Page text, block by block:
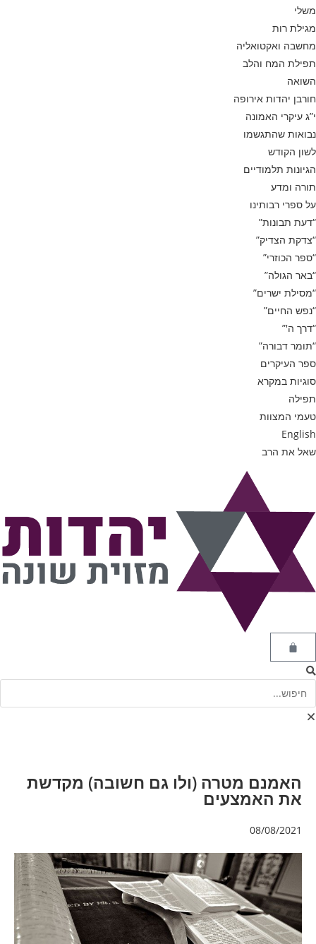
משלי
מגילת רות
מחשבה ואקטואליה
תפילת המח והלב
השואה
חורבן יהדות אירופה
י”ג עיקרי האמונה
נבואות שהתגשמו
לשון הקודש
הגיונות תלמודיים
תורה ומדע
על ספרי רבותינו
“דעת תבונות”
“צדקת הצדיק”
“ספר הכוזרי”
“באר הגולה”
“מסילת ישרים”
“נפש החיים”
“דרך ה'”
“תומר דבורה”
ספר העיקרים
סוגיות במקרא
תפילה
טעמי המצוות
English
שאל את הרב
האמנם מטרה (ולו גם חשובה) מקדשת
את האמצעים
08/08/2021